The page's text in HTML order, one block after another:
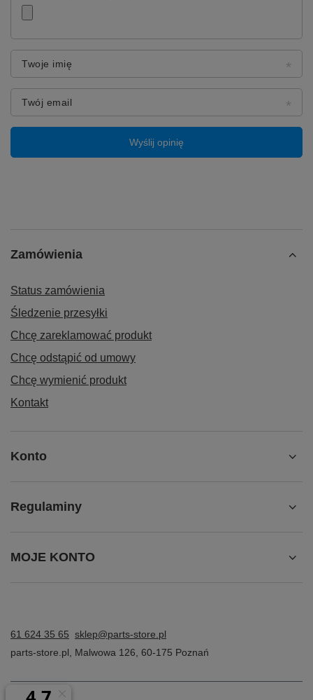
Twoje imię
Twój email
Wyślij opinię
Zamówienia
Status zamówienia
Śledzenie przesyłki
Chcę zareklamować produkt
Chcę odstąpić od umowy
Chcę wymienić produkt
Kontakt
Konto
Regulaminy
MOJE KONTO
61 624 35 65 sklep@parts-store.pl
parts-store.pl
Malwowa 126 60-175 Poznań